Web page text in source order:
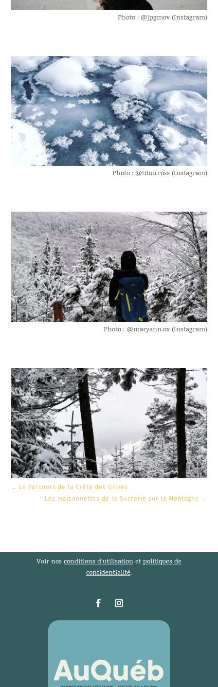
Photo : @jpgmov (Instagram)
Photo : @titou.ross (Instagram)
Photo : @maryann.ox (Instagram)
← Le Parcours de la Crête des Grives
Les maisonnettes de la Sucrerie sur la Montagne →
Voir nosconditions d’utilisationetpolitiques de
confidentialité.